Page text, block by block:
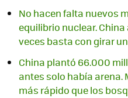
No hacen falta nuevos
equilibrio nuclear.
veces basta con girar
China plantó 66.000
antes solo había arena.
más rápido que los